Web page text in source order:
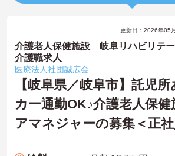
更新日：2026年05
介護老人保健施設 岐阜リハビリテ
介護職求人
医療法人社団誠広会
【岐阜県／岐阜市】託児
カー通勤OK♪介護老人保
アマネジャーの募集＜正社